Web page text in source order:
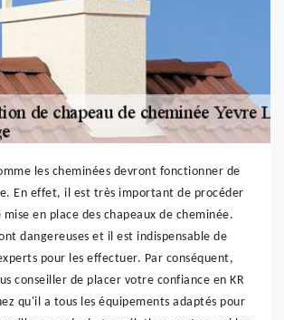
les cheminées devront fonctionner de
En effet, il est très important de procéder
en place des chapeaux de cheminée.
dangereuses et il est indispensable de
pour les effectuer. Par conséquent,
conseiller de placer votre confiance en KR
qu'il a tous les équipements adaptés pour